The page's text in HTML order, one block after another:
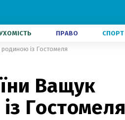
ПРАВО СПОРТ
родиною із Гостомеля
Ващук
Гостомеля